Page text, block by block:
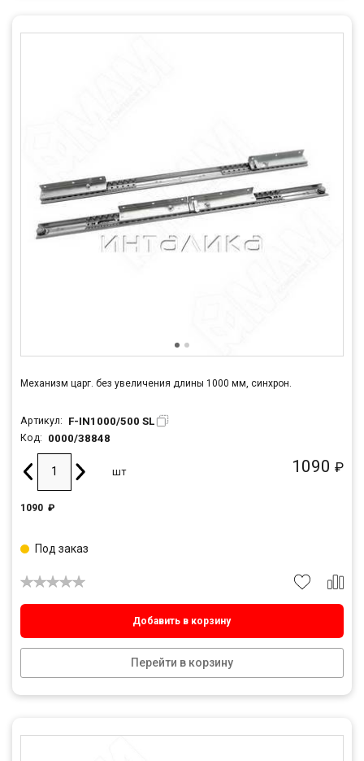
Механизм царг. без увеличения длины 1000 мм, синхрон.
Артикул: F-IN1000/500 SL
Код: 0000/38848
1090 ₽
шт
1090 ₽
Добавить в корзину
Перейти в корзину
Под заказ